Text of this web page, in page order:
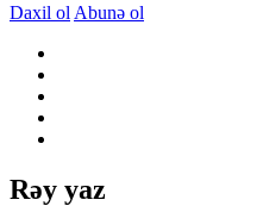
Daxil ol Abunə ol
Rəy yaz